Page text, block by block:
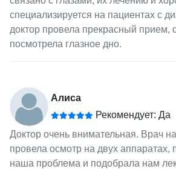
специализируется на пациентах с
доктор провела прекрасный прием,
посмотрела глазное дно.
Алиса
Рекомендует: Да
Доктор очень внимательная. Врач
провела осмотр на двух аппаратах,
наша проблема и подобрала нам